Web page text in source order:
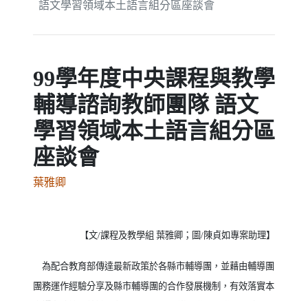
語文學習領域本土語言組分區座談會
99學年度中央課程與教學
輔導諮詢教師團隊 語文
學習領域本土語言組分區
座談會
葉雅卿
【文/課程及教學組 葉雅卿；圖/陳貞如專案助理】
為配合教育部傳達最新政策於各縣市輔導團，並藉由輔導團
團務運作經驗分享及縣市輔導團的合作發展機制，有效落實本